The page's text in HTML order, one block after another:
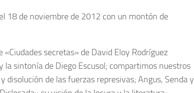
18 de noviembre de 2012 con un montón de
secretas» de David Eloy Rodríguez
la sintonía de Diego Escusol; compartimos nuestros
disolución de las fuerzas represivas; Angus, Senda y